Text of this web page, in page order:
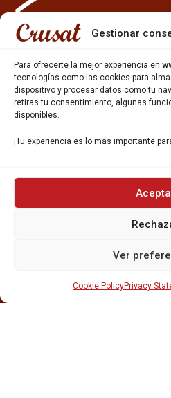
Gestionar
Para ofrecerte la mejor experiencia en
tecnologías como las cookies para
dispositivo y procesar datos como tu
retiras tu consentimiento, algunas
disponibles.
¡Tu experiencia es lo más importante
Ver
Cookie PolicyPrivacy
Carrer Miquel Servet 10-12,
Gavà, 08850, Barcelona.
CARTAS DE CERVEZAS Y VINO
CATAS Y FORMACIONES